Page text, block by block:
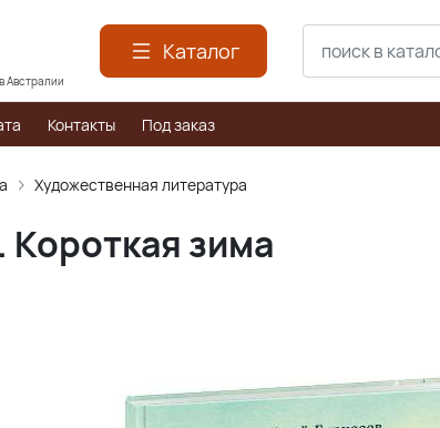
Австралии
Каталог
Контакты Под заказ
Художественная литература
Короткая зима